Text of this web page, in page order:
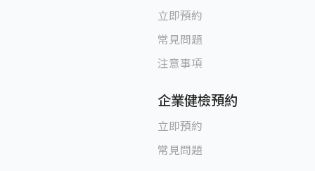
立即預約
常見問題
注意事項
企業健檢預約
立即預約
常見問題